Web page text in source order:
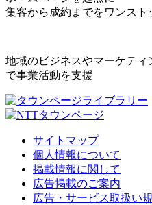
集客から成約までをワンスト
地域のビジネスやマーケテ
で事業活動を支援
サイトマップ
個人情報について
掲載情報に関して
広告掲載のご案内
広告・サービス取扱い